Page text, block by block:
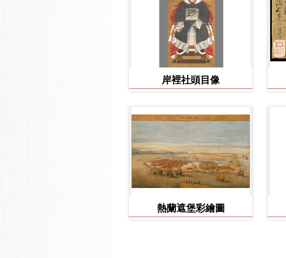
岸裡社頭目像
熱蘭遮堡彩繪圖